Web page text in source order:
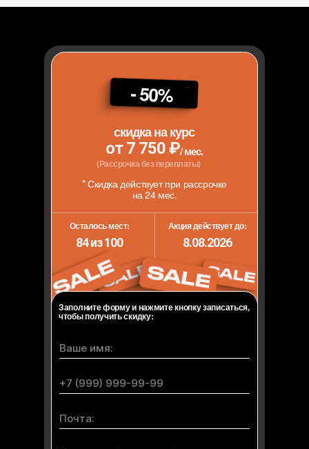
Заполните форму и нажмите кнопку записаться,
чтобы получить скидку:
скидка на курс
от 7 750 ₽/ мес.
(Рассрочка без переплаты)
Осталось мест:
84 из 100
Акция действует до:
8.08.2026
- 50%
* Скидка действует при рассрочке
на 24 мес.